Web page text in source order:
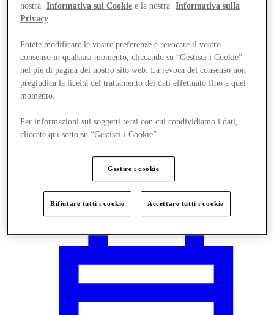
Vieni a trovarci
nostra
Informativa sui Cookie e la nostra
Informativa sulla
Privacy
Potete modificare le vostre preferenze e revocare il vostro
consenso in qualsiasi momento, cliccando su “Gestisci i Cookie”
nel piè di pagina del nostro sito web. La revoca del consenso non
pregiudica la liceità del trattamento dei dati effettuato fino a quel
momento.
Per informazioni sui soggetti terzi con cui condividiamo i dati,
cliccate qui sotto su “Gestisci i Cookie”.
Gestire i cookie
Rifiutare tutti i cookie Accettare tutti i cookie